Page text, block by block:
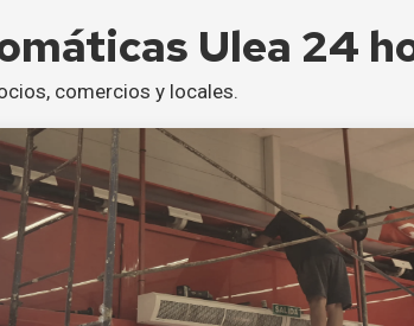
Ulea 24
comercios y locales.